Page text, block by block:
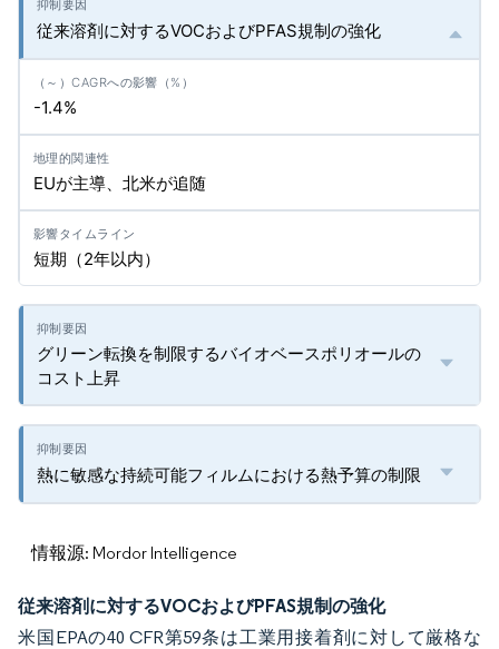
従来溶剤に対するVOCおよびPFAS規制の強化
-1.4%
EUが主導、北米が追随
短期（2年以内）
グリーン転換を制限するバイオベースポリオールの
コスト上昇
熱に敏感な持続可能フィルムにおける熱予算の制限
情報源: Mordor Intelligence
従来溶剤に対するVOCおよびPFAS規制の強化
米国EPAの40 CFR第59条は工業用接着剤に対して厳格な